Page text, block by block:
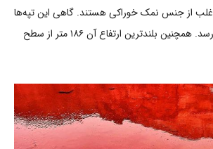
از جنس نمک خوراکی هستند. گاهی این تپه‌ها
به بزرگی ۸ کیلومتر می‌رسد. همچنین بلندترین ارتفاع آن ۱۸۶ متر از سطح